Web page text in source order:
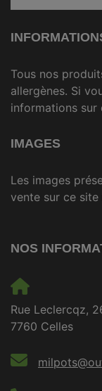
Tous nos
allergènes. Si
informations sur
IMAGES
Les images
vente sur ce
NOS
Rue Leclercqz,
7760 Celles